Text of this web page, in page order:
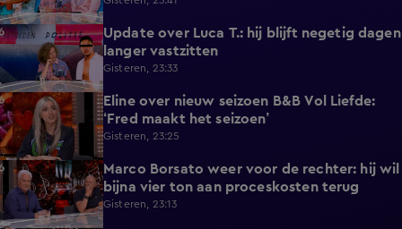
1:34
Update over Luca T.: hij blijft negetig dagen
langer vastzitten
Gisteren, 23:33
3:33
Eline over nieuw seizoen B&B Vol Liefde:
‘Fred maakt het seizoen’
Gisteren, 23:25
3:32
Marco Borsato weer voor de rechter: hij wil
bijna vier ton aan proceskosten terug
Gisteren, 23:13